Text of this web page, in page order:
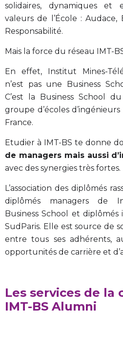
solidaires, dynamiques et
valeurs de l’École :
Responsabilité.
Mais la force du réseau IMT-
En effet, Institut Mines-
n’est pas une Business
C’est la Business School
groupe d’écoles
France.
Etudier à IMT-BS te donne
de managers mais aussi
avec des synergies très fortes.
L’association des diplômés
diplômés managers de
Business School et
SudParis. Elle est source de
entre tous ses adhérents,
opportunités de carrière et
Les services de la
IMT-BS Alumni